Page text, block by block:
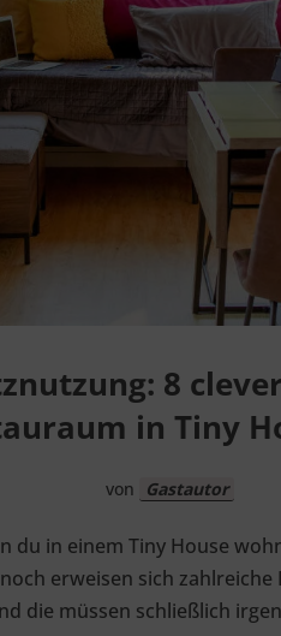
8
in Tiny
von Gastautor
du in einem Tiny House
erweisen sich
die müssen schließlich